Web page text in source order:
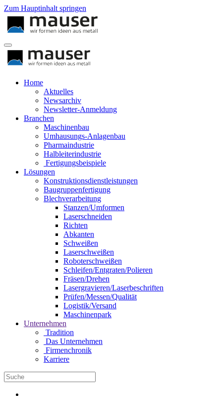
Zum Hauptinhalt springen
Home
Aktuelles
Newsarchiv
Newsletter-Anmeldung
Branchen
Maschinenbau
Umhausungs-Anlagenbau
Pharmaindustrie
Halbleiterindustrie
Fertigungsbeispiele
Lösungen
Konstruktionsdienstleistungen
Baugruppenfertigung
Blechverarbeitung
Stanzen/Umformen
Laserschneiden
Richten
Abkanten
Schweißen
Laserschweißen
Roboterschweißen
Schleifen/Entgraten/Polieren
Fräsen/Drehen
Lasergravieren/Laserbeschriften
Prüfen/Messen/Qualität
Logistik/Versand
Maschinenpark
Unternehmen
Tradition
Das Unternehmen
Firmenchronik
Karriere